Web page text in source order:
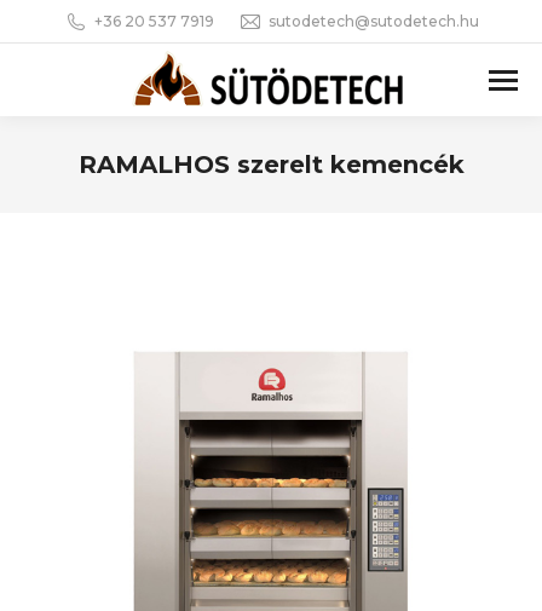
+36 20 537 7919 sutodetech@sutodetech.hu
RAMALHOS szerelt kemencék